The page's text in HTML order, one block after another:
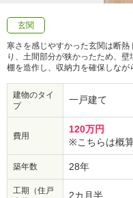
玄関
寒さを感じやすかった玄関は断
り、土間部分が狭かったため、
棚を造作し、収納力を確保しな
建物のタイ
プ
一戸建て
費用
120万円
※こちらは概
築年数 28年
工期（住戸
2カ月半